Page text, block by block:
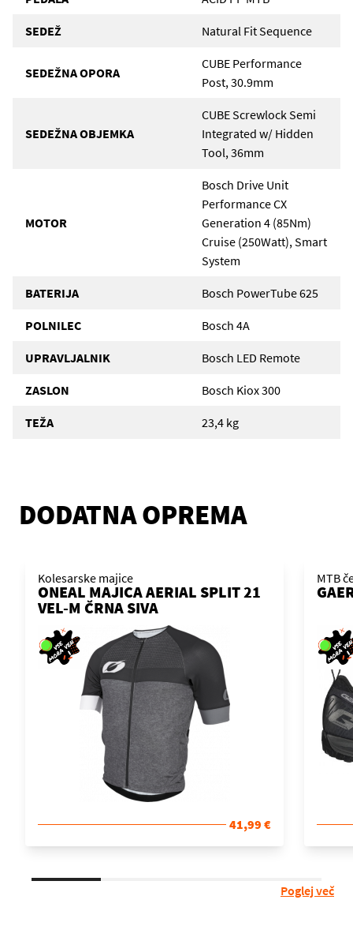
SEDEŽ Natural Fit Sequence
SEDEŽNA OPORA
CUBE Performance
Post, 30.9mm
SEDEŽNA OBJEMKA
CUBE Screwlock Semi
Integrated w/ Hidden
Tool, 36mm
MOTOR
Bosch Drive Unit
Performance CX
Generation 4 (85Nm)
Cruise (250Watt), Smart
System
BATERIJA Bosch PowerTube 625
POLNILEC Bosch 4A
UPRAVLJALNIK Bosch LED Remote
ZASLON Bosch Kiox 300
TEŽA 23,4 kg
DODATNA OPREMA
Kolesarske majice
ONEAL MAJICA AERIAL SPLIT 21
VEL-M ČRNA SIVA
41,99 €
MTB
Poglej več